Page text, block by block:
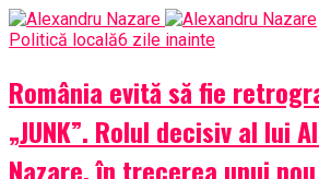
Politică locală6 zile inainte
România evită să fie
„JUNK”. Rolul decisiv al lui
Nazare, în trecerea unui